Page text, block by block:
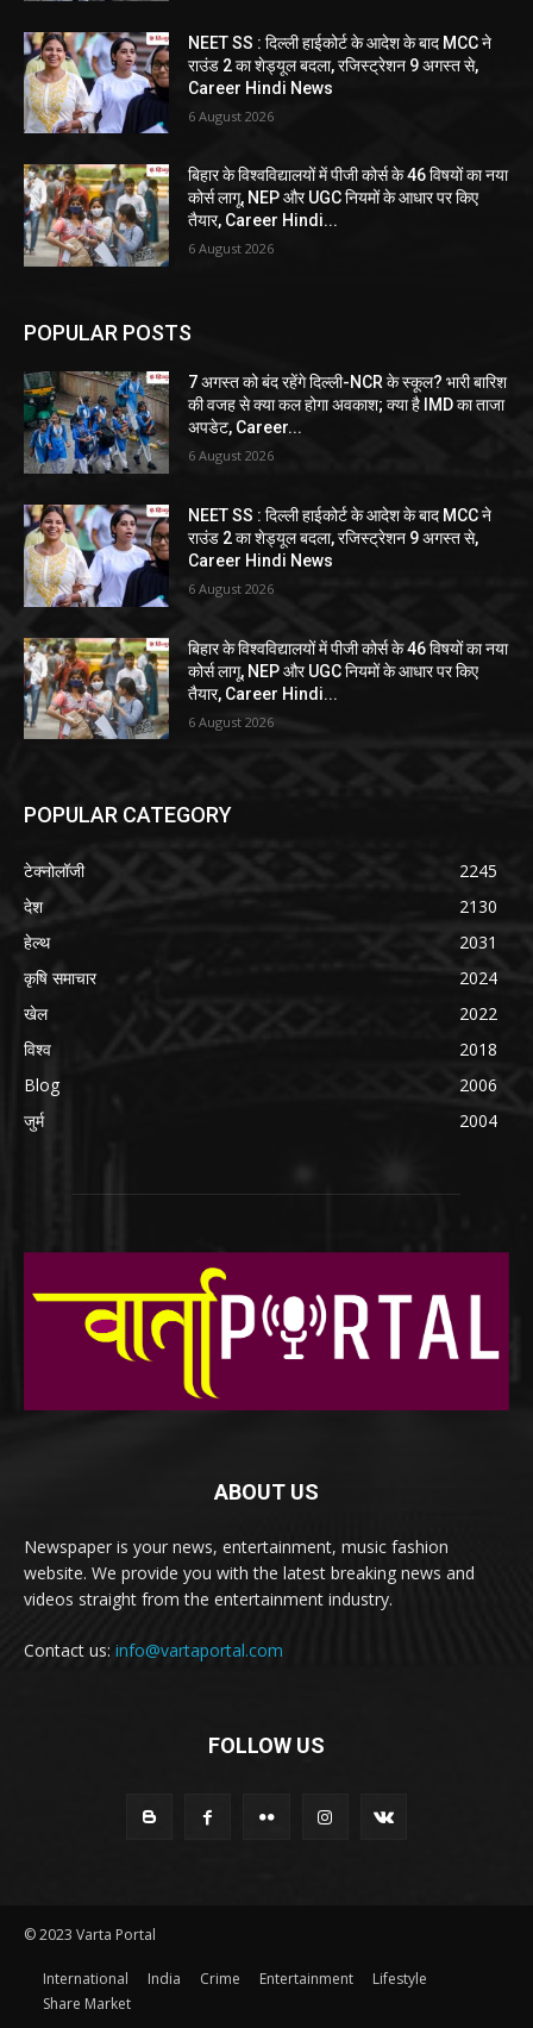
NEET SS : दिल्ली हाईकोर्ट के आदेश के बाद MCC ने
राउंड 2 का शेड्यूल बदला, रजिस्ट्रेशन 9 अगस्त से,
Career Hindi News
6 August 2026
बिहार के विश्वविद्यालयों में पीजी कोर्स के 46 विषयों का नया
कोर्स लागू, NEP और UGC नियमों के आधार पर किए
तैयार, Career Hindi...
6 August 2026
POPULAR POSTS
7 अगस्त को बंद रहेंगे दिल्ली-NCR के स्कूल? भारी बारिश
की वजह से क्या कल होगा अवकाश; क्या है IMD का ताजा
अपडेट, Career...
6 August 2026
NEET SS : दिल्ली हाईकोर्ट के आदेश के बाद MCC ने
राउंड 2 का शेड्यूल बदला, रजिस्ट्रेशन 9 अगस्त से,
Career Hindi News
6 August 2026
बिहार के विश्वविद्यालयों में पीजी कोर्स के 46 विषयों का नया
कोर्स लागू, NEP और UGC नियमों के आधार पर किए
तैयार, Career Hindi...
6 August 2026
POPULAR CATEGORY
टेक्नोलॉजी
2245
देश
2130
हेल्थ
2031
कृषि समाचार
2024
खेल
2022
विश्व
2018
Blog
2006
जुर्म
2004
ABOUT US
Newspaper is your news, entertainment, music fashion
website. We provide you with the latest breaking news and
videos straight from the entertainment industry.
Contact us: info@vartaportal.com
FOLLOW US
© 2023 Varta Portal
International India Crime Entertainment
Lifestyle
Share Market